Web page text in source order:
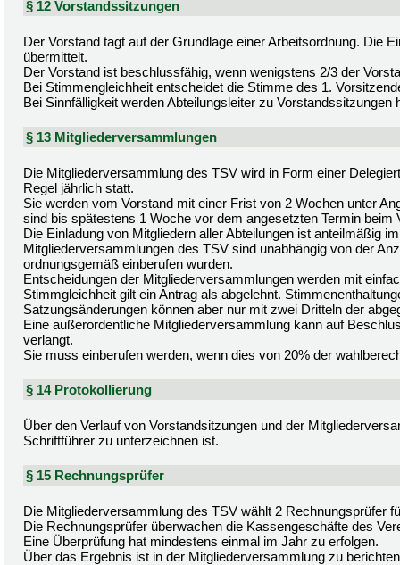
§ 12 Vorstandssitzungen
Der Vorstand tagt auf der Grundlage einer Arbeitsordnung. Die
übermittelt.
Der Vorstand ist beschlussfähig, wenn wenigstens 2/3 der
Bei Stimmengleichheit entscheidet die Stimme des 1.
Bei Sinnfälligkeit werden Abteilungsleiter zu Vorstandssitzungen
§ 13 Mitgliederversammlungen
Die Mitgliederversammlung des TSV wird in Form einer
Regel jährlich statt.
Sie werden vom Vorstand mit einer Frist von 2 Wochen unter
sind bis spätestens 1 Woche vor dem angesetzten Termin
Die Einladung von Mitgliedern aller Abteilungen ist anteilmäßig
Mitgliederversammlungen des TSV sind unabhängig von der
ordnungsgemäß einberufen wurden.
Entscheidungen der Mitgliederversammlungen werden mit
Stimmgleichheit gilt ein Antrag als abgelehnt.
Satzungsänderungen können aber nur mit zwei Dritteln der
Eine außerordentliche Mitgliederversammlung kann auf
verlangt.
Sie muss einberufen werden, wenn dies von 20% der
§ 14 Protokollierung
Über den Verlauf von Vorstandsitzungen und der
Schriftführer zu unterzeichnen ist.
§ 15 Rechnungsprüfer
Die Mitgliederversammlung des TSV wählt 2 Rechnungsprüfer
Die Rechnungsprüfer überwachen die Kassengeschäfte des
Eine Überprüfung hat mindestens einmal im Jahr zu erfolgen.
Über das Ergebnis ist in der Mitgliederversammlung zu